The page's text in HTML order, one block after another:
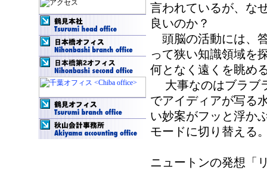
言われているが、な
良いのか？
頭脳の活動には、
って狭い知識領域を
何となく遠くを眺め
大事なのはブラブ
でアイディアが写る
い妙案がフッと浮か
モードに切り替える
ニュートンの発想「